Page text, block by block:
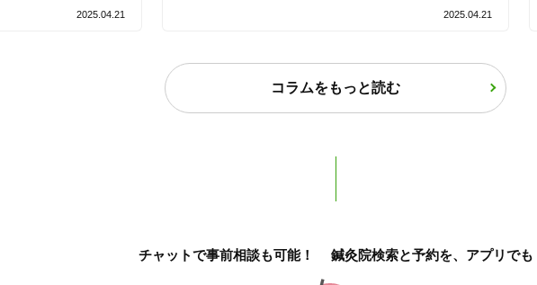
2025.04.21 2025.04.21
コラムをもっと読む
チャットで事前相談も可能！ 鍼灸院検索と予約を、アプリでも